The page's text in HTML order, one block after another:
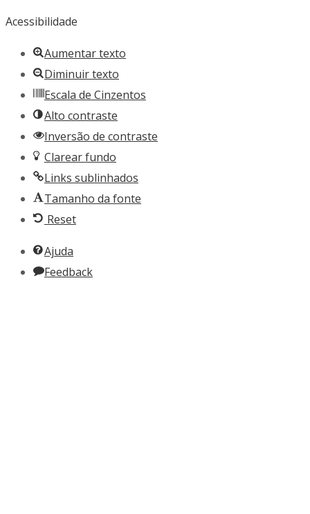
Acessibilidade
Aumentar texto
Diminuir texto
Escala de Cinzentos
Alto contraste
Inversão de contraste
Clarear fundo
Links sublinhados
Tamanho da fonte
Reset
Ajuda
Feedback